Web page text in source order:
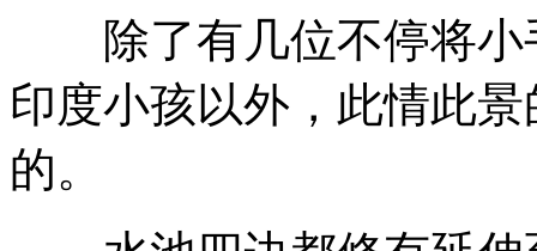
除了有几位不停将小
印度小孩以外，此情此
的。